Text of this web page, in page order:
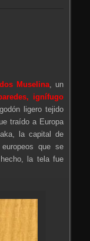
Muselina, un
ignífugo
ligero tejido
traído a Europa
la capital de
que se
la tela fue